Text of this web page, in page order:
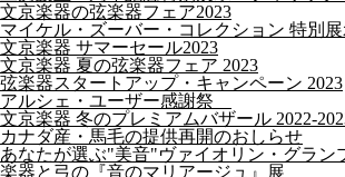
文京楽器の弦楽器フェア2023
マイケル・ズーバー・コレクション 特別
文京楽器 サマーセール2023
文京楽器 夏の弦楽器フェア 2023
弦楽器スタートアップ・キャンペーン 2023
アルシェ・ユーザー感謝祭
文京楽器 冬のプレミアムバザール 2022-
カナダ産・馬毛の提供再開のおしらせ
あなたが選ぶ"美音"ヴァイオリン・グラン
楽器と弓の『音のマリアージュ』展